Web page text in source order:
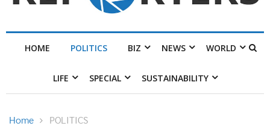
HOME POLITICS BIZ NEWS WORLD
LIFE SPECIAL SUSTAINABILITY
Home POLITICS